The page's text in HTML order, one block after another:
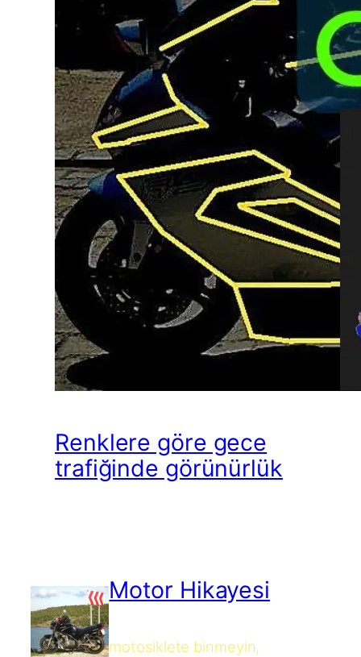
Renklere göre gece
trafiğinde görünürlük
Motor Hikayesi
motosiklete binmeyin,